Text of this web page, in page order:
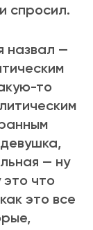
спросил.
назвал —
то
— ну
что
это все